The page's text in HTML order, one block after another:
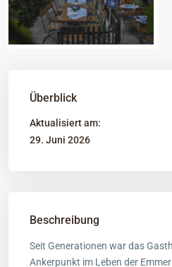
Überblick
Aktualisiert am:
29. Juni 2026
Beschreibung
Seit Generationen war das
Ankerpunkt im Leben der